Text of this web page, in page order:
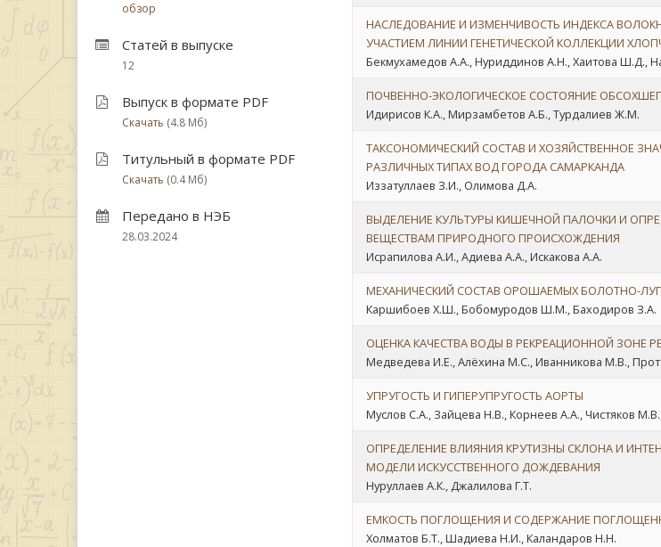
обзор
Статей в выпуске
12
Выпуск в формате PDF
Скачать (4.8 Мб)
Титульный в формате PDF
Скачать (0.4 Мб)
Передано в НЭБ
28.03.2024
НАСЛЕДОВАНИЕ И ИЗМЕНЧИВОСТЬ ИНДЕКСА
УЧАСТИЕМ ЛИНИИ ГЕНЕТИЧЕСКОЙ КОЛЛЕКЦИИ
Бекмухамедов А.А., Нуриддинов А.Н., Хаитова Ш.Д.,
ПОЧВЕННО-ЭКОЛОГИЧЕСКОЕ СОСТОЯНИЕ
Идирисов К.А., Мирзамбетов А.Б., Турдалиев Ж.М.
ТАКСОНОМИЧЕСКИЙ СОСТАВ И ХОЗЯЙСТВЕННОЕ
РАЗЛИЧНЫХ ТИПАХ ВОД ГОРОДА САМАРКАНДА
Иззатуллаев З.И., Олимова Д.А.
ВЫДЕЛЕНИЕ КУЛЬТУРЫ КИШЕЧНОЙ ПАЛОЧКИ И
ВЕЩЕСТВАМ ПРИРОДНОГО ПРОИСХОЖДЕНИЯ
Исрапилова А.И., Адиева А.А., Искакова А.А.
МЕХАНИЧЕСКИЙ СОСТАВ ОРОШАЕМЫХ БОЛОТНО-
Каршибоев Х.Ш., Бобомуродов Ш.М., Баходиров З.А.
ОЦЕНКА КАЧЕСТВА ВОДЫ В РЕКРЕАЦИОННОЙ ЗОНЕ
Медведева И.Е., Алёхина М.С., Иванникова М.В.,
УПРУГОСТЬ И ГИПЕРУПРУГОСТЬ АОРТЫ
Муслов С.А., Зайцева Н.В., Корнеев А.А., Чистяков
ОПРЕДЕЛЕНИЕ ВЛИЯНИЯ КРУТИЗНЫ СКЛОНА И
МОДЕЛИ ИСКУССТВЕННОГО ДОЖДЕВАНИЯ
Нуруллаев А.К., Джалилова Г.Т.
ЕМКОСТЬ ПОГЛОЩЕНИЯ И СОДЕРЖАНИЕ
Холматов Б.Т., Шадиева Н.И., Каландаров Н.Н.